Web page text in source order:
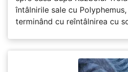
întâlnirile sale cu
terminând cu reîntâlnirea cu